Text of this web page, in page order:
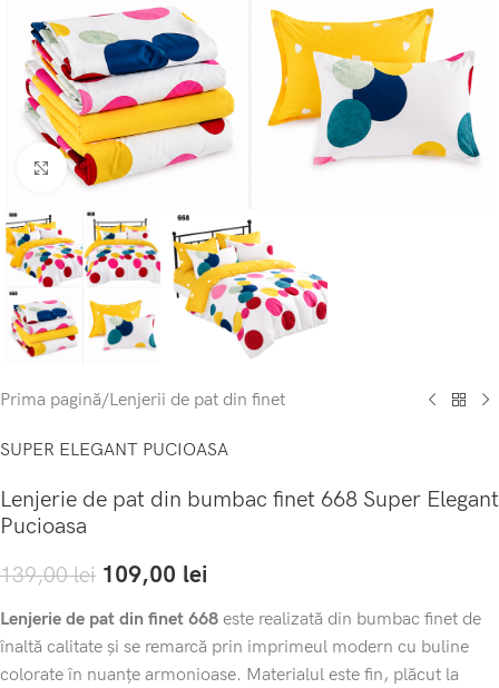
Click to enlarge
Prima pagină/Lenjerii de pat din finet
SUPER ELEGANT PUCIOASA
Lenjerie de pat din bumbac finet 668 Super Elegant
Pucioasa
139,00lei 109,00 lei
Lenjerie de pat din finet 668 este realizată din bumbac finet de
înaltă calitate și se remarcă prin imprimeul modern cu buline
colorate în nuanțe armonioase. Materialul este fin, plăcut la